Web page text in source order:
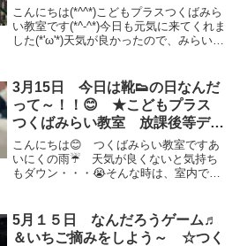
後等デイサービス 受給者証 発
達支援
こんにちは(*^^*)こどもプラスつくばみら
い教室です(*^-^*)今日も元気に来てくれま
した(*'ω'*)天気が良かったので、みらいの
ました📷暑かったので帽...
3月15日 今日は靴👟の日なんだ
って～！！😊 ★こどもプラス
つくばみらい教室 放課後等デイ
サービス 発達障がい 受給者
証 ADHD 運動療育
こんにちは😊 つくばみらい教室ですあ
いにくの雨☔ 天気が良くないと気持ち
もダウン・・・😭そんな時は、室内でで
てくれました！！今日3月１5日は靴👟の
日らしいです(^▽^)...
5月１５日 なんだろうゲーム♬
＆いちご摘みをしよう～ ☆つく